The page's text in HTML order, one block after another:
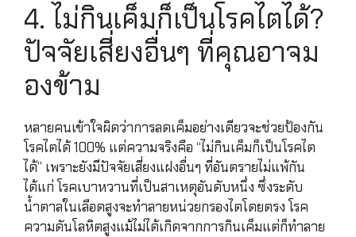
4. ไม่กินเค็มก็เป็นโรคไตได้?
ปัจจัยเสี่ยงอื่นๆ ที่คุณอาจม
องข้าม
หลายคนเข้าใจผิดว่าการลดเค็มอย่างเดียวจะช่วยป้องกัน
โรคไตได้ 100% แต่ความจริงคือ “ไม่กินเค็มก็เป็นโรคไต
ได้” เพราะยังมีปัจจัยเสี่ยงแฝงอื่นๆ ที่อันตรายไม่แพ้กัน
ได้แก่ โรคเบาหวานที่เป็นสาเหตุอันดับหนึ่ง ซึ่งระดับ
น้ำตาลในเลือดสูงจะทำลายหน่วยกรองไตโดยตรง โรค
ความดันโลหิตสูงแม้ไม่ได้เกิดจากการกินเค็มแต่ก็ทำลาย